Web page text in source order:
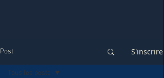
Post S'inscrire
Tous les posts